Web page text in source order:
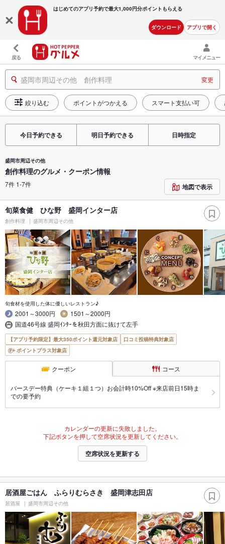
はじめてのアプリ予約で最大1,000円分ポイントもらえる
ダウンロード アプリで開く
戻る マイメニュー
盛岡市周辺その他 創作料理 変更
絞り込む ポイントがつかえる スマート支払い可
今日予約できる 明日予約できる 日時指定
盛岡市周辺その他
創作料理のグルメ・クーポン情報
7件 1-7件 地図で表示
旬菜食健 ひな野 盛岡インター店
創作料理 盛岡市周辺その他
旬食材を使用した体に優しいレストラン♪
2001～3000円
1501～2000円
国道46号線 盛岡ｲﾝﾀｰを秋田方面に抜けて左手
【アプリ予約限定】最大350ポイント還元対象店
口コミ投稿特典対象店
ポイントプラス対象店
クーポン コース
バースデー特典（ケーキ１組１つ）お会計時10%Off ※来店前日15時ま
での要予約
カレンダーの更新に失敗しました。
下記ボタンを押して空席状況を更新してください。
空席状況を更新する
居酒屋ごはん ふらりむらさき 盛岡津志田店
居酒屋 盛岡市周辺その他